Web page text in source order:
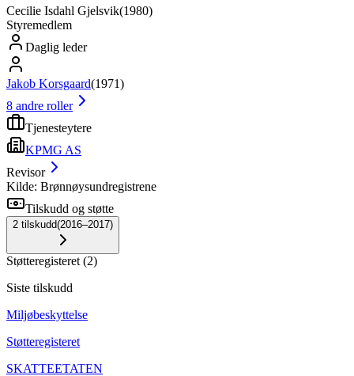
Cecilie Isdahl Gjelsvik(1980)
Styremedlem
Daglig leder
Jakob Korsgaard(1971)
8 andre roller
Tjenesteytere
KPMG AS
Revisor
Kilde: Brønnøysundregistrene
Tilskudd og støtte
2 tilskudd(2016–2017)
Støtteregisteret (2)
Siste tilskudd
Miljøbeskyttelse
Støtteregisteret
SKATTEETATEN